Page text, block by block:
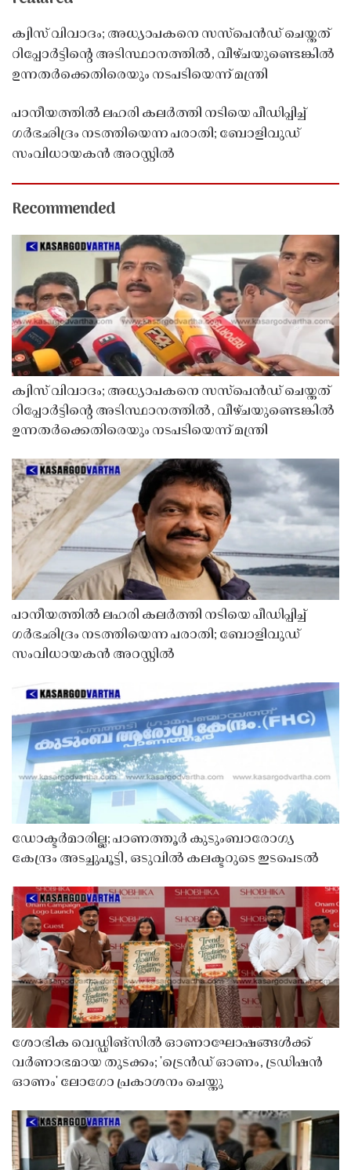
ക്വിസ് വിവാദം; അധ്യാപകനെ സസ്‌പെൻഡ് ചെയ്തത്
റിപ്പോർട്ടിൻ്റെ അടിസ്ഥാനത്തിൽ, വീഴ്ചയുണ്ടെങ്കിൽ
ഉന്നതർക്കെതിരെയും നടപടിയെന്ന് മന്ത്രി
പാനീയത്തിൽ ലഹരി കലർത്തി നടിയെ പീഡിപ്പിച്ച്
ഗർഭഛിദ്രം നടത്തിയെന്ന പരാതി; ബോളിവുഡ്
സംവിധായകൻ അറസ്റ്റിൽ
Recommended
ക്വിസ് വിവാദം; അധ്യാപകനെ സസ്‌പെൻഡ് ചെയ്തത്
റിപ്പോർട്ടിൻ്റെ അടിസ്ഥാനത്തിൽ, വീഴ്ചയുണ്ടെങ്കിൽ
ഉന്നതർക്കെതിരെയും നടപടിയെന്ന് മന്ത്രി
പാനീയത്തിൽ ലഹരി കലർത്തി നടിയെ പീഡിപ്പിച്ച്
ഗർഭഛിദ്രം നടത്തിയെന്ന പരാതി; ബോളിവുഡ്
സംവിധായകൻ അറസ്റ്റിൽ
ഡോക്ടർമാരില്ല; പാണത്തൂർ കുടുംബാരോഗ്യ
കേന്ദ്രം അടച്ചുപൂട്ടി, ഒടുവിൽ കലക്ടറുടെ ഇടപെടൽ
ശോഭിക വെഡ്ഡിങ്സിൽ ഓണാഘോഷങ്ങൾക്ക്
വർണാഭമായ തുടക്കം; 'ട്രെൻഡ് ഓണം, ട്രഡിഷൻ
ഓണം' ലോഗോ പ്രകാശനം ചെയ്തു